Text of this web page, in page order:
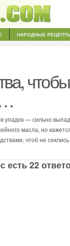
НАРОДНЫЕ
— сильно
масла, но
чтоб не
есть 22